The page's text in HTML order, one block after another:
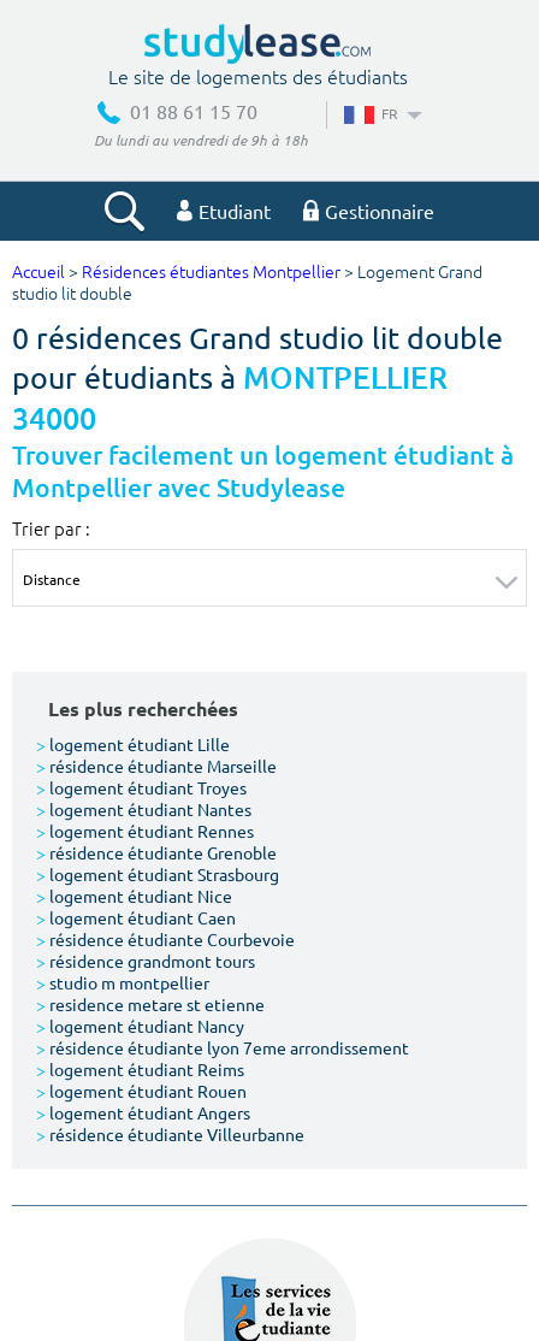
Le site de logements des étudiants
01 88 61 15 70
Du lundi au vendredi de 9h à 18h
FR
Etudiant Gestionnaire
Votre recherche
Ville, école
Budget min
€
Budget max
m² m²
Votre date d'entrée
Chercher
Accueil > Résidences étudiantes Montpellier > Logement Grand
studio lit double
0 résidences Grand studio lit double
pour étudiants à MONTPELLIER
34000
Trouver facilement un logement étudiant à
Montpellier avec Studylease
Trier par :
Les plus recherchées
> logement étudiant Lille
> résidence étudiante Marseille
> logement étudiant Troyes
> logement étudiant Nantes
> logement étudiant Rennes
> résidence étudiante Grenoble
> logement étudiant Strasbourg
> logement étudiant Nice
> logement étudiant Caen
> résidence étudiante Courbevoie
> résidence grandmont tours
> studio m montpellier
> residence metare st etienne
> logement étudiant Nancy
> résidence étudiante lyon 7eme arrondissement
> logement étudiant Reims
> logement étudiant Rouen
> logement étudiant Angers
> résidence étudiante Villeurbanne